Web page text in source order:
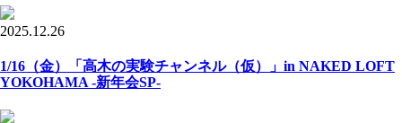
2025.12.26
1/16（金）「高木の実験チャンネル（仮）」in NAKED LOFT
YOKOHAMA -新年会SP-